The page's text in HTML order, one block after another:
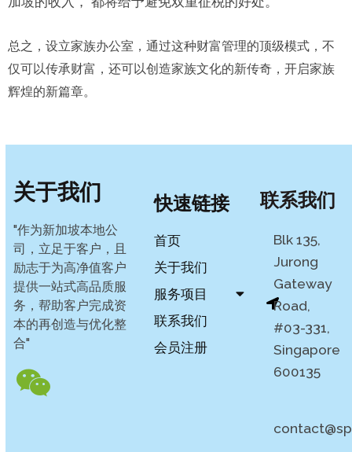
总之，设立家族办公室，通过这种财富管理的顶级模式，不
仅可以传承财富，还可以创造家族文化的新传奇，开启家族
辉煌的新篇章。
关于我们
"作为新加坡本地公
司，立足于客户，且
励志于为高净值客户
提供一站式高品质服
务，帮助客户完成资
本的再创造与优化整
合"
快速链接
首页
关于我们
服务项目
联系我们
会员注册
联系我们
Blk 135,
Jurong
Gateway
Road,
#03-331,
Singapore
600135